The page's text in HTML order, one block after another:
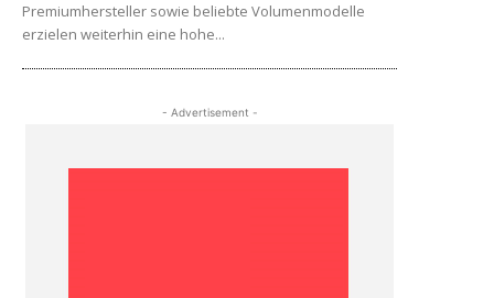
Premiumhersteller sowie beliebte Volumenmodelle
erzielen weiterhin eine hohe...
- Advertisement -